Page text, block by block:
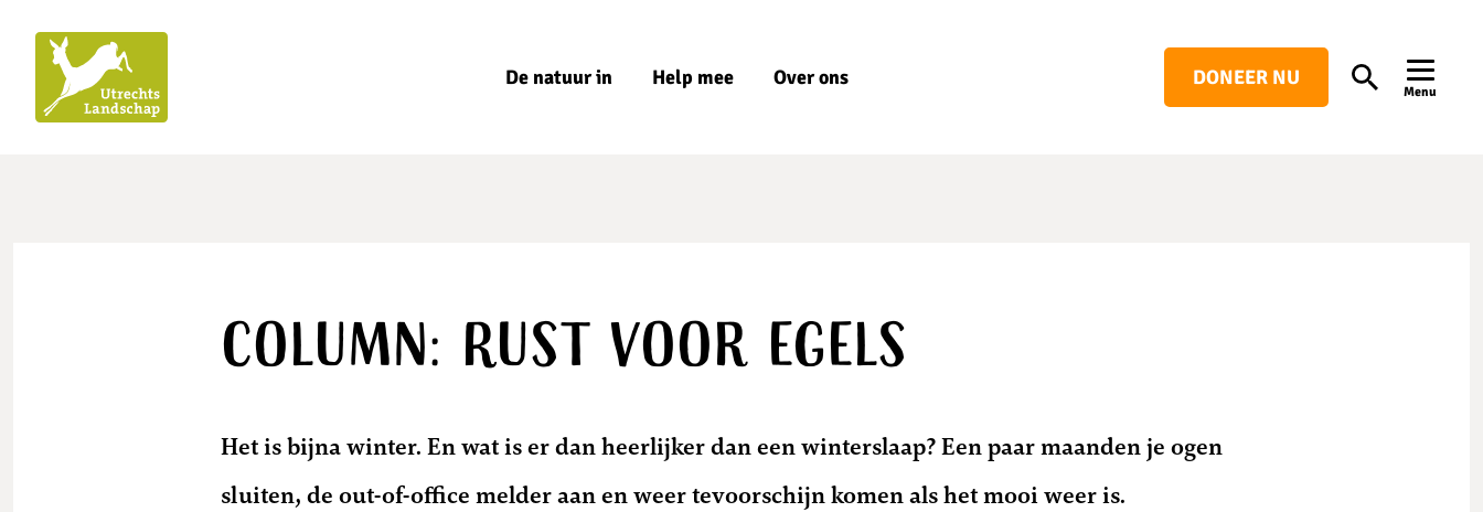
De natuur in Help mee Over ons DONEER NU
Search Menu
Column: Rust voor egels
Het is bijna winter. En wat is er dan heerlijker dan een winterslaap? Een paar maanden je ogen
sluiten, de out-of-office melder aan en weer tevoorschijn komen als het mooi weer is.